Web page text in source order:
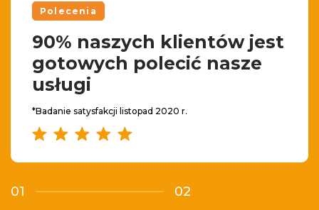
Polecenia
90% naszych klientów jest
gotowych polecić nasze
usługi
*Badanie satysfakcji listopad 2020 r.
01 02